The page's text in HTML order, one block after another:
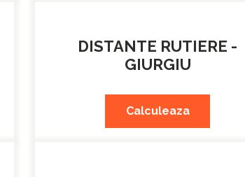
DISTANTE RUTIERE -
GIURGIU
Calculeaza